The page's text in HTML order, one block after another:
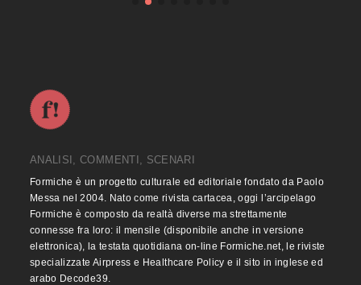
ANALISI, COMMENTI, SCENARI
Formiche è un progetto culturale ed editoriale fondato da Paolo
Messa nel 2004. Nato come rivista cartacea, oggi l’arcipelago
Formiche è composto da realtà diverse ma strettamente
connesse fra loro: il mensile (disponibile anche in versione
elettronica), la testata quotidiana on-line Formiche.net, le riviste
specializzate Airpress e Healthcare Policy e il sito in inglese ed
arabo Decode39.